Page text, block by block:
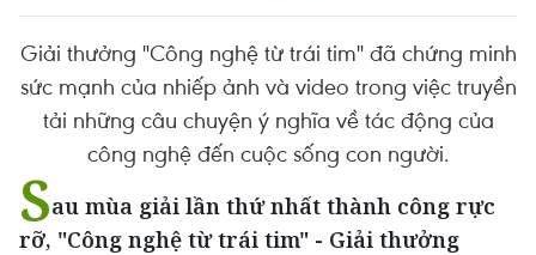
Giải thưởng "Công nghệ từ trái tim" đã chứng minh
sức mạnh của nhiếp ảnh và video trong việc truyền
tải những câu chuyện ý nghĩa về tác động của
công nghệ đến cuộc sống con người.
Sau mùa giải lần thứ nhất thành công rực
rỡ, "Công nghệ từ trái tim" - Giải thưởng